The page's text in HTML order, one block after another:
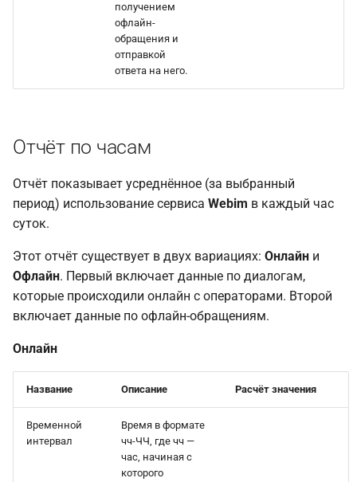
получением
офлайн-
обращения и
отправкой
ответа на него.
Отчёт по часам
Отчёт показывает усреднённое (за выбранный
период) использование сервиса Webim в каждый час
суток.
Этот отчёт существует в двух вариациях: Онлайн и
Офлайн. Первый включает данные по диалогам,
которые происходили онлайн с операторами. Второй
включает данные по офлайн-обращениям.
Онлайн
Название Описание Расчёт значения
Временной
интервал
Время в формате
чч-ЧЧ, где чч —
час, начиная с
которого